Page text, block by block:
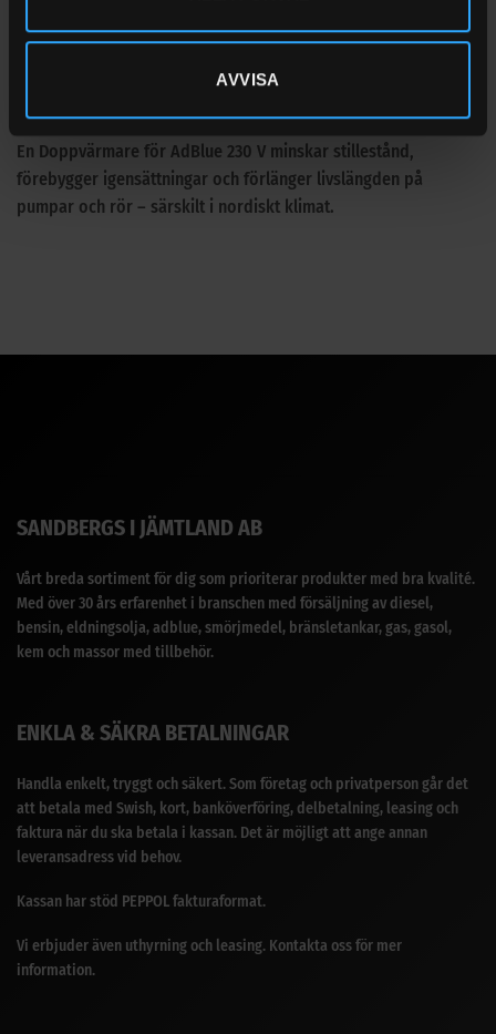
AVVISA
• Vikt: 2,9 kg
Driftsäker lösning för din anläggning
En Doppvärmare för AdBlue 230 V minskar stillestånd,
förebygger igensättningar och förlänger livslängden på
pumpar och rör – särskilt i nordiskt klimat.
SANDBERGS I JÄMTLAND AB
Vårt breda sortiment för dig som prioriterar produkter med bra kvalité.
Med över 30 års erfarenhet i branschen med försäljning av diesel,
bensin, eldningsolja, adblue, smörjmedel, bränsletankar, gas, gasol,
kem och massor med tillbehör.
ENKLA & SÄKRA BETALNINGAR
Handla enkelt, tryggt och säkert. Som företag och privatperson går det
att betala med Swish, kort, banköverföring, delbetalning, leasing och
faktura när du ska betala i kassan. Det är möjligt att ange annan
leveransadress vid behov.
Kassan har stöd PEPPOL fakturaformat.
Vi erbjuder även uthyrning och leasing. Kontakta oss för mer
information.